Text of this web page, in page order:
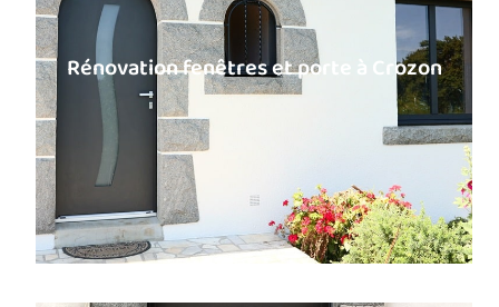
Rénovation fenêtres et porte à Crozon